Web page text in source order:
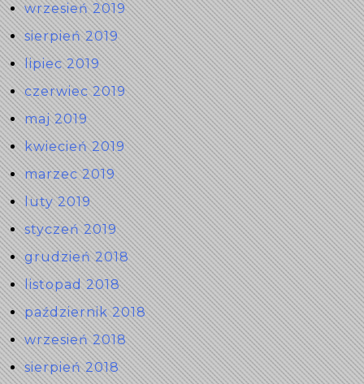
wrzesień 2019
sierpień 2019
lipiec 2019
czerwiec 2019
maj 2019
kwiecień 2019
marzec 2019
luty 2019
styczeń 2019
grudzień 2018
listopad 2018
październik 2018
wrzesień 2018
sierpień 2018